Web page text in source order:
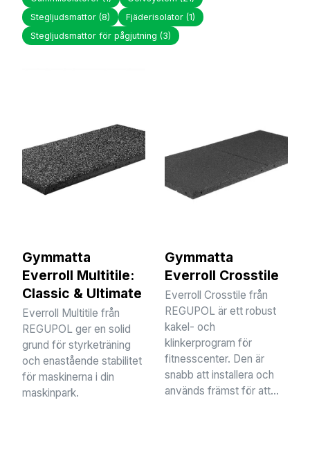
Stegljudsmattor (8) Fjäderisolator(1)
Stegljudsmattor för pågjutning (3)
Gymmatta
Everroll Multitile:
Classic & Ultimate
Everroll Multitile från
REGUPOL ger en solid
grund för styrketräning
och enastående stabilitet
för maskinerna i din
maskinpark.
Gymmatta
Everroll Crosstile
Everroll Crosstile från
REGUPOL är ett robust
kakel- och
klinkerprogram för
fitnesscenter. Den är
snabb att installera och
används främst för att...